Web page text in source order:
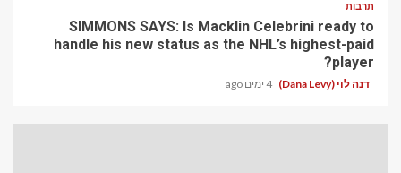
תרבות
SIMMONS SAYS: Is Macklin Celebrini ready to
handle his new status as the NHL’s highest-paid
player?
דנה לוי (Dana Levy) 4 ימים ago